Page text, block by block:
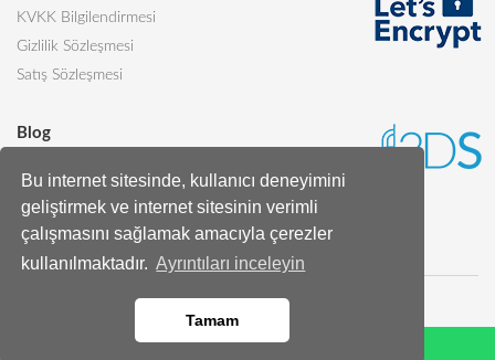
Bu internet sitesinde, kullanıcı deneyimini
geliştirmek ve internet sitesinin verimli
çalışmasını sağlamak amacıyla çerezler
kullanılmaktadır. Ayrıntıları inceleyin
Tamam
KVKK Bilgilendirmesi
Gizlilik Sözleşmesi
Satış Sözleşmesi
Blog
Butik Pasta Nedir?
Tüm Blog Yazıları